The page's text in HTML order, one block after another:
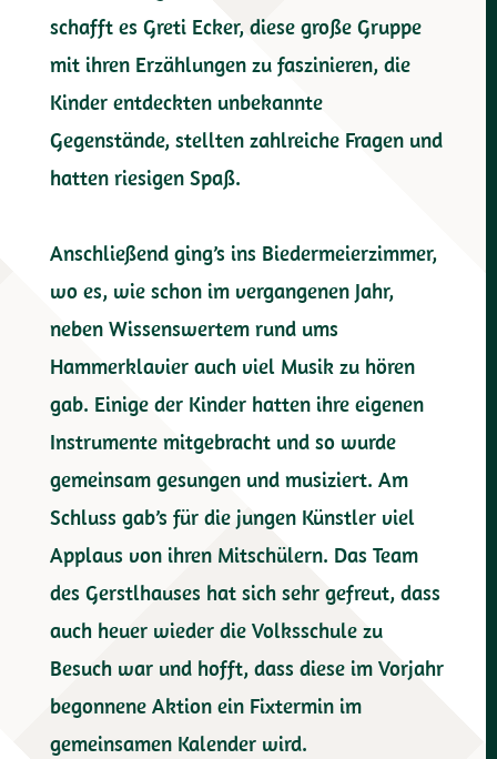
schafft es Greti Ecker, diese große Gruppe
mit ihren Erzählungen zu faszinieren, die
Kinder entdeckten unbekannte
Gegenstände, stellten zahlreiche Fragen und
hatten riesigen Spaß.
Anschließend ging’s ins Biedermeierzimmer,
wo es, wie schon im vergangenen Jahr,
neben Wissenswertem rund ums
Hammerklavier auch viel Musik zu hören
gab. Einige der Kinder hatten ihre eigenen
Instrumente mitgebracht und so wurde
gemeinsam gesungen und musiziert. Am
Schluss gab’s für die jungen Künstler viel
Applaus von ihren Mitschülern. Das Team
des Gerstlhauses hat sich sehr gefreut, dass
auch heuer wieder die Volksschule zu
Besuch war und hofft, dass diese im Vorjahr
begonnene Aktion ein Fixtermin im
gemeinsamen Kalender wird.